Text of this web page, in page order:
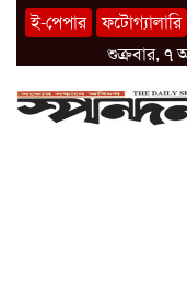
ই-পেপার ফটোগ্যালারি
শুক্রবার, ৭